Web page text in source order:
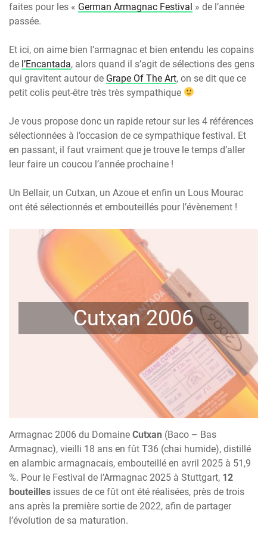
faites pour les « German Armagnac Festival » de l’année
passée.
Et ici, on aime bien l’armagnac et bien entendu les copains
de l’Encantada, alors quand il s’agit de sélections des gens
qui gravitent autour de Grape Of The Art, on se dit que ce
petit colis peut-être très très sympathique
Je vous propose donc un rapide retour sur les 4 références
sélectionnées à l’occasion de ce sympathique festival. Et
en passant, il faut vraiment que je trouve le temps d’aller
leur faire un coucou l’année prochaine !
Un Bellair, un Cutxan, un Azoue et enfin un Lous Mourac
ont été sélectionnés et embouteillés pour l’évènement !
Cutxan 2006
Armagnac 2006 du Domaine Cutxan (Baco – Bas
Armagnac), vieilli 18 ans en fût T36 (chai humide), distillé
en alambic armagnacais, embouteillé en avril 2025 à 51,9
%. Pour le Festival de l’Armagnac 2025 à Stuttgart, 12
bouteilles issues de ce fût ont été réalisées, près de trois
ans après la première sortie de 2022, afin de partager
l’évolution de sa maturation.